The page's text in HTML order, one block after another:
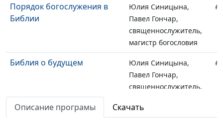
Порядок богослужения в
Библии
Юлия Синицына,
Павел Гончар,
священнослужитель,
магистр богословия
Библия о будущем
Юлия Синицына,
Павел Гончар,
священнослужитель,
Юлия Синицына,
Описание програмы Скачать